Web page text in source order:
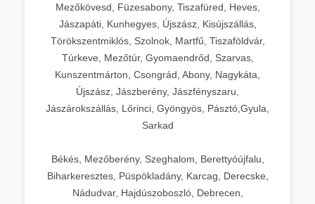
Mezőkövesd, Füzesabony, Tiszafüred, Heves,
Jászapáti, Kunhegyes, Újszász, Kisújszállás,
Törökszentmiklós, Szolnok, Martfű, Tiszaföldvár,
Túrkeve, Mezőtúr, Gyomaendrőd, Szarvas,
Kunszentmárton, Csongrád, Abony, Nagykáta,
Újszász, Jászberény, Jászfényszaru,
Jászárokszállás, Lőrinci, Gyöngyös, Pásztó,Gyula,
Sarkad
Békés, Mezőberény, Szeghalom, Berettyóújfalu,
Biharkeresztes, Püspökladány, Karcag, Derecske,
Nádudvar, Hajdúszoboszló, Debrecen,